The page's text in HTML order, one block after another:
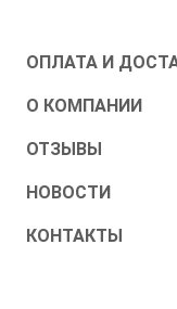
ОПЛАТА И
О КОМПАНИИ
ОТЗЫВЫ
НОВОСТИ
КОНТАКТЫ